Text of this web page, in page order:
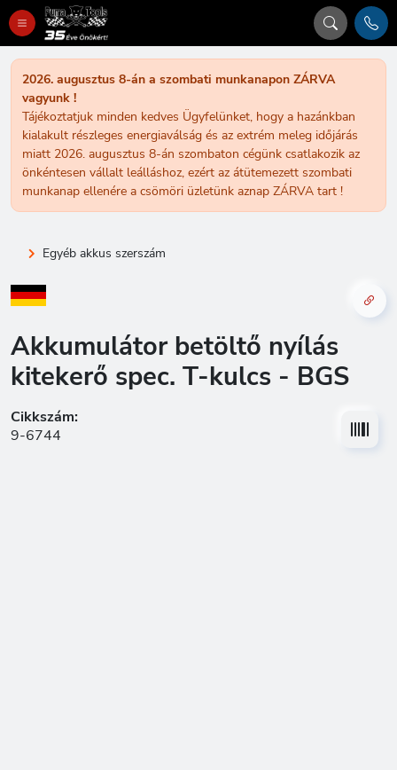
2026. augusztus 8-án a szombati munkanapon ZÁRVA
vagyunk !
Tájékoztatjuk minden kedves Ügyfelünket, hogy a hazánkban
kialakult részleges energiaválság és az extrém meleg időjárás
miatt 2026. augusztus 8-án szombaton cégünk csatlakozik az
önkéntesen vállalt leálláshoz, ezért az átütemezett szombati
munkanap ellenére a csömöri üzletünk aznap ZÁRVA tart !
Egyéb akkus szerszám
Akkumulátor betöltő nyílás
kitekerő spec. T-kulcs - BGS
Cikkszám:
9-6744